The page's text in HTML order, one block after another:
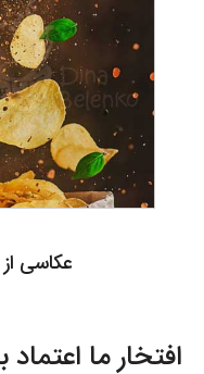
عکاسی
افتخار ما